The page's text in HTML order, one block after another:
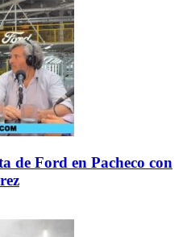
de Ford en Pacheco con